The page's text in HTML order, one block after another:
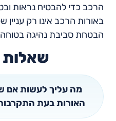
הרכב כדי להבטיח נראות
באורות הרכב אינו רק
הבטחת סביבת נהיגה
שאלות
מה עליך לעשות
האורות בעת